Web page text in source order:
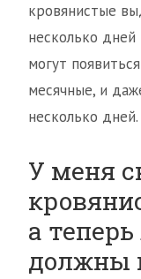
кровянистые
несколько
могут
месячные, и
несколько дней.
У меня
а
должны